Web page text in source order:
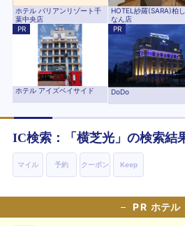
ホテル バリアンリゾート千
葉中央店
HOTEL紗羅(SARA)柏
なん店
PR
ホテル アイズベイサイド
PR
DoDo
IC検索：「 横芝光 」の検索結
マイル 予約 クーポン Keep
PR ホテル